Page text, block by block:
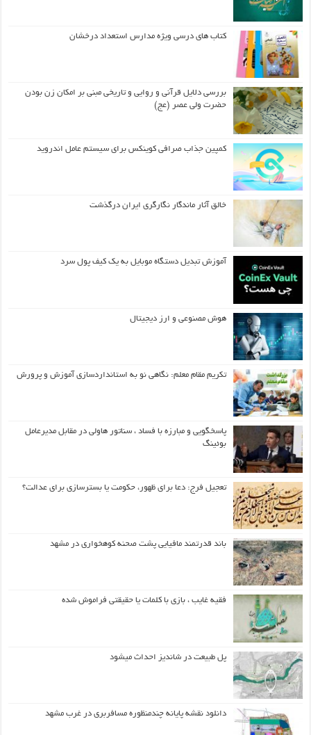
کتاب های درسی ویژه مدارس استعداد درخشان
بررسی دلایل قرآنی و روایی و تاریخی مبنی بر امکان زن بودن
حضرت ولی عصر (عج)
کمپین جذاب صرافی کوینکس برای سیستم عامل اندروید
خالق آثار ماندگار نگارگری ایران درگذشت
آموزش تبدیل دستگاه موبایل به یک کیف‌ پول سرد
هوش مصنوعی و ارز دیجیتال
تکریم مقام معلم: نگاهی نو به استانداردسازی آموزش و پرورش
پاسخگویی و مبارزه با فساد ، سناتور هاولی در مقابل مدیرعامل
بوئینگ
تعجیل فرج: دعا برای ظهور، حکومت یا بسترسازی برای عدالت؟
باند قدرتمند مافیایی پشت صحنه کوهخواری در مشهد
فقیه غایب ، بازی با کلمات یا حقیقتی فراموش شده
پل طبیعت در شاندیز احداث میشود
دانلود نقشه پایانه چندمنظوره مسافربری در غرب مشهد